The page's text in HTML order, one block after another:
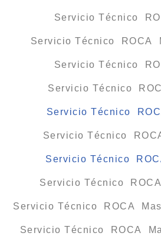
Servicio Técnico
Servicio Técnico ROCA
Servicio Técnico
Servicio Técnico
Servicio Técnico
Servicio Técnico
Servicio Técnico
Servicio Técnico
Servicio Técnico ROCA
Servicio Técnico ROCA